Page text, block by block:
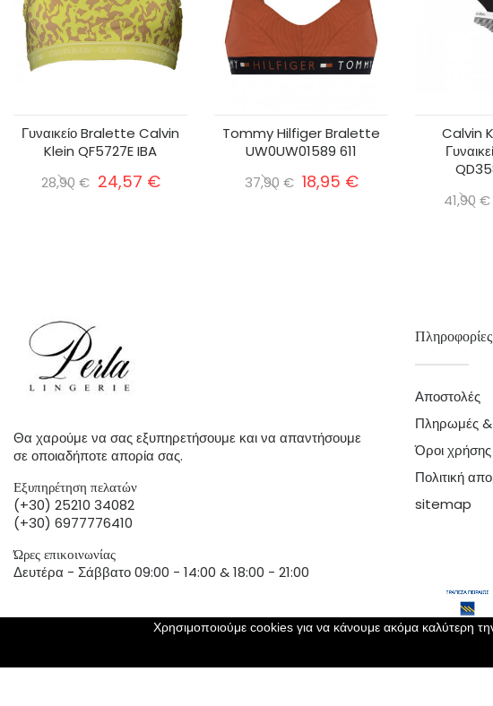
Γυναικείο Bralette Calvin
Klein QF5727E IBA
28,90 € 24,57 €
Tommy Hilfiger Bralette
UW0UW01589 611
37,90 € 18,95 €
Calvin
41,90 €
Θα χαρούμε να σας εξυπηρετήσουμε και να απαντήσουμε
σε οποιαδήποτε απορία σας.
Εξυπηρέτηση πελατών
(+30) 25210 34082
(+30) 6977776410
Ώρες επικοινωνίας
Δευτέρα - Σάββατο 09:00 - 14:00 & 18:00 - 21:00
Πληροφορίες
Αποστολές
Πληρωμές &
Όροι χρήσης
Πολιτική
sitemap
Χρησιμοποιούμε cookies για να κάνουμε ακόμα καλύτερη